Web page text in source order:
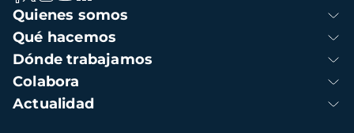
Navegación
principal
Quienes somos
Qué hacemos
Dónde trabajamos
Colabora
Actualidad